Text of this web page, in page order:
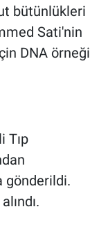
bütünlükleri
Sati'nin
DNA örneği
Tıp
gönderildi.